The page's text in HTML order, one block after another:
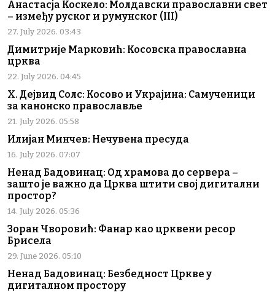
Анастасја Коскело: Молдавски православни свет
– између руског и румунског (III)
27. July 2026. 03:43
Димитрије Марковић: Косовска православна
црква
22. July 2026. 04:45
Х. Дејвид Солс: Косово и Украјина: Самученици
за канонско православље
21. July 2026. 05:58
Илијан Минчев: Нечувена пресуда
16. July 2026. 07:07
Ненад Бадовинац: Од храмова до сервера –
зашто је важно да Црква штити свој дигитални
простор?
14. July 2026. 05:36
Зоран Чворовић: Фанар као црквени ресор
Брисела
29. June 2026. 05:10
Ненад Бадовинац: Безбедност Цркве у
дигиталном простору